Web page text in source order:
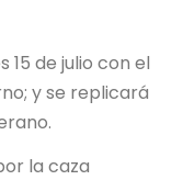
15 de julio con el
y se replicará
la caza